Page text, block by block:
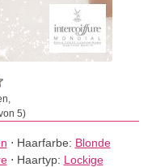
5)
⋅ Haarfarbe: Blonde
⋅ Haartyp: Lockige